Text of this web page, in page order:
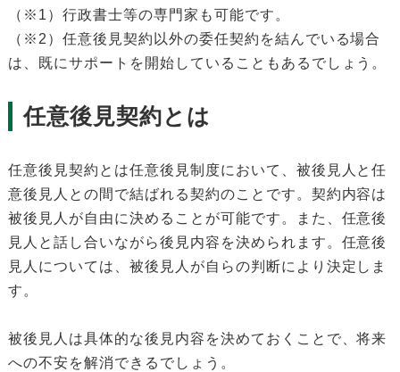
（※1）行政書士等の専門家も可能です。
（※2）任意後見契約以外の委任契約を結んでいる場合
は、既にサポートを開始していることもあるでしょう。
任意後見契約とは
任意後見契約とは任意後見制度において、被後見人と任
意後見人との間で結ばれる契約のことです。契約内容は
被後見人が自由に決めることが可能です。また、任意後
見人と話し合いながら後見内容を決められます。任意後
見人については、被後見人が自らの判断により決定しま
す。
被後見人は具体的な後見内容を決めておくことで、将来
への不安を解消できるでしょう。